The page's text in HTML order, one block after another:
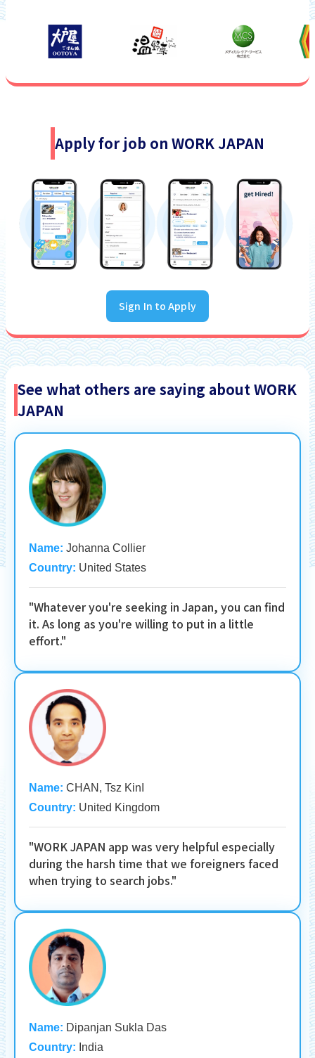
Apply for job on WORK JAPAN
Sign In to Apply
See what others are saying about WORK
JAPAN
Name: Johanna Collier
Country: United States
"Whatever you're seeking in Japan, you can find
it. As long as you're willing to put in a little
effort."
Name: CHAN, Tsz KinI
Country: United Kingdom
"WORK JAPAN app was very helpful especially
during the harsh time that we foreigners faced
when trying to search jobs."
Name: Dipanjan Sukla Das
Country: India